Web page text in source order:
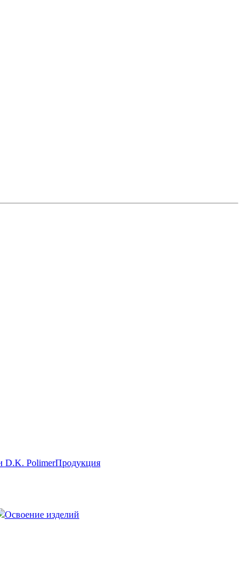
Продукция
Освоение изделий